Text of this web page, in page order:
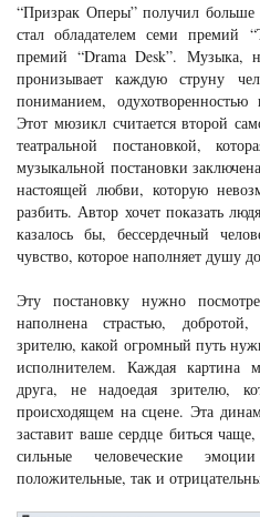
“Призрак Оперы” получил больше
стал обладателем семи премий
премий “Drama Desk”. Музыка,
пронизывает каждую струну
пониманием,
Этот мюзикл считается второй
театральной постановкой,
музыкальной постановки
настоящей любви, которую
разбить. Автор хочет показать
казалось бы, бессердечный
чувство, которое наполняет душу
Эту постановку нужно
наполнена страстью,
зрителю, какой огромный путь
исполнителем. Каждая картина
друга, не надоедая зрителю,
происходящем на сцене. Эта
заставит ваше сердце биться
сильные человеческие
положительные, так и